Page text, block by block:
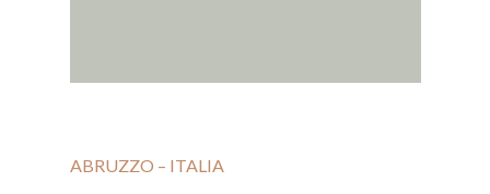
ABRUZZO – ITALIA